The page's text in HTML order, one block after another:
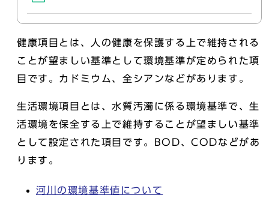
健康項目とは、人の健康を保護する上で維持される
ことが望ましい基準として環境基準が定められた項
目です。カドミウム、全シアンなどがあります。
生活環境項目とは、水質汚濁に係る環境基準で、生
活環境を保全する上で維持することが望ましい基準
として設定された項目です。BOD、CODなどがあ
ります。
河川の環境基準値について